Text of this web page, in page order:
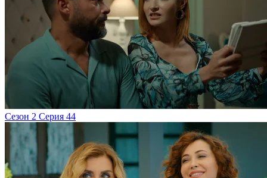
Сезон 2 Серия 44